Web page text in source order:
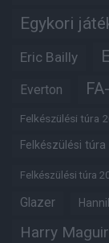
Egykori
Eric Bailly
Everton
Felkészülési túra
Felkészülési túra
Felkészülési túra
Glazer
Harry